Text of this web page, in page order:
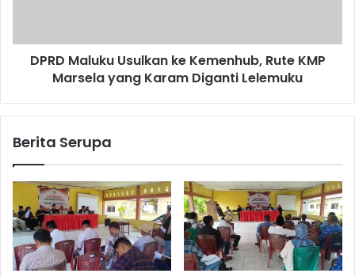
DPRD Maluku Usulkan ke Kemenhub, Rute KMP
Marsela yang Karam Diganti Lelemuku
Berita Serupa